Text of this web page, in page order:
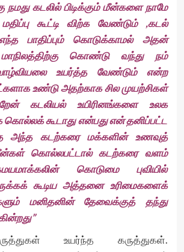
நமது கடலில் பிடிக்கும் மீன்களை நாமே
மதிப்பு கூட்டி விற்க வேண்டும் ,கடல்
எந்த பாதிப்பும் கொடுக்காமல் அதன்
கொண்டு வந்து நம்
உயர்த்த வேண்டும் என்ற
உண்டு அதற்காக சில முயற்சிகள்
கடலியல் உயிரினங்களை உலக
கூடாது என்பது என் தனிப்பட்ட
அந்த கடற்கரை மக்களின் உணவுத்
கொல்லபட்டால் கடற்கரை வளம்
கொடுமை புவியில்
கூடிய அத்தனை உரிமைகளைக்
மனிதனின் தேவைக்குத் தந்து
உயர்ந்த கருத்துகள்.